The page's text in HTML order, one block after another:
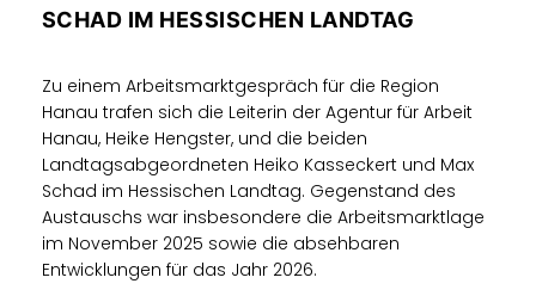
SCHAD IM HESSISCHEN LANDTAG
Zu einem Arbeitsmarktgespräch für die Region
Hanau trafen sich die Leiterin der Agentur für Arbeit
Hanau, Heike Hengster, und die beiden
Landtagsabgeordneten Heiko Kasseckert und Max
Schad im Hessischen Landtag. Gegenstand des
Austauschs war insbesondere die Arbeitsmarktlage
im November 2025 sowie die absehbaren
Entwicklungen für das Jahr 2026.